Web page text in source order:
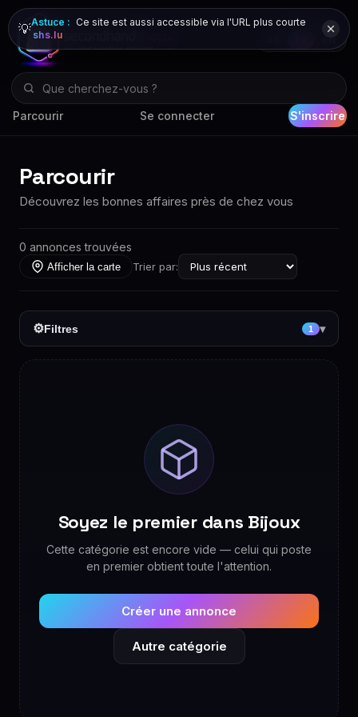
Parcourir Se connecter S'inscrire
💡Astuce : Ce site est aussi accessible via l'URL plus courte
shs.lu
Parcourir
Découvrez les bonnes affaires près de chez vous
0 annonces trouvées
Afficher la carte Trier par:
⚙Filtres 1 ▾
Soyez le premier dans Bijoux
Cette catégorie est encore vide — celui qui poste
en premier obtient toute l'attention.
Créer une annonce
Autre catégorie